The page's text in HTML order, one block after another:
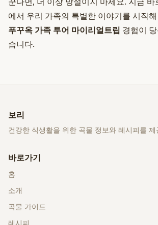
에서 우리 가족의 특별한 이야기를 시작
푸꾸옥 가족 투어 마이리얼트립 경험이
습니다.
보리
건강한 식생활을 위한 곡물 정보와 레시피를 제
바로가기
홈
소개
곡물 가이드
레시피